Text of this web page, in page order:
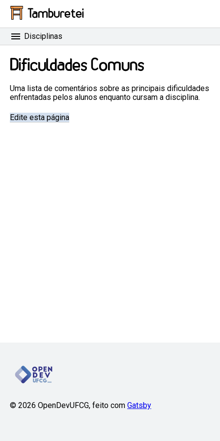
Tamburetei
Disciplinas
Dificuldades Comuns
Uma lista de comentários sobre as principais dificuldades
enfrentadas pelos alunos enquanto cursam a disciplina.
Edite esta página
© 2026 OpenDevUFCG, feito com Gatsby